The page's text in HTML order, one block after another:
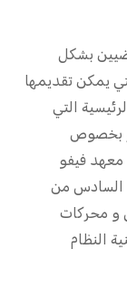
بشكل
يمكن تقديمها
التي
بخصوص
معهد فيفو
السادس من
و محركات
النظام